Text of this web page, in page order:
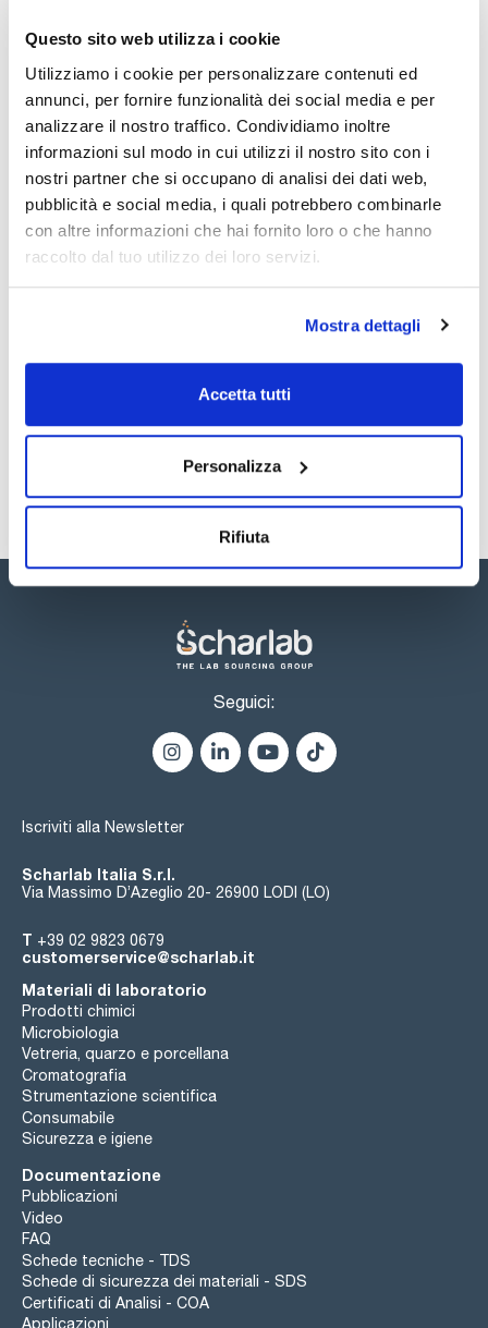
Questo sito web utilizza i cookie
Utilizziamo i cookie per personalizzare contenuti ed
annunci, per fornire funzionalità dei social media e per
analizzare il nostro traffico. Condividiamo inoltre
informazioni sul modo in cui utilizzi il nostro sito con i
nostri partner che si occupano di analisi dei dati web,
pubblicità e social media, i quali potrebbero combinarle
con altre informazioni che hai fornito loro o che hanno
raccolto dal tuo utilizzo dei loro servizi.
Mostra dettagli
Accetta tutti
Personalizza
Rifiuta
Caratteristiche
Modello : C Comfort 2800
Norma occhiali EN 166 : 2C-1.2 3M, 1FT
Trattamenti : Protezione contro urti e astina regolabile
Conf. (unità) : 20
superiori.
Vedi di più
Documentazione tecnica
Registrati per i download
Registrati per i download
Seguici:
Iscriviti alla Newsletter
Scharlab Italia S.r.l.
Via Massimo D’Azeglio 20- 26900 LODI (LO)
T +39 02 9823 0679
customerservice@scharlab.it
Materiali di laboratorio
Prodotti chimici
Microbiologia
Vetreria, quarzo e porcellana
Cromatografia
Strumentazione scientifica
Consumabile
Sicurezza e igiene
Documentazione
Pubblicazioni
Video
FAQ
Schede tecniche - TDS
Schede di sicurezza dei materiali - SDS
Certificati di Analisi - COA
Applicazioni